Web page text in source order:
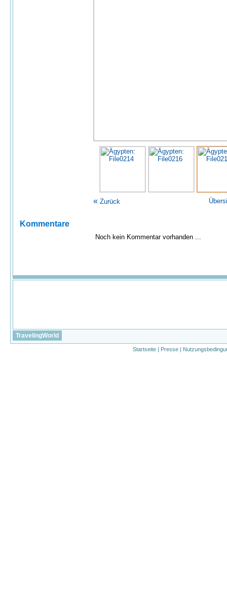
« Zurück
Kommentare
Noch kein Kommentar vorhanden ...
TravelingWorld
Startseite | Presse |